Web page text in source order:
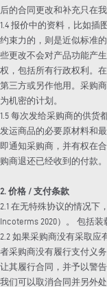
后的合同更改和补充只在
1.4 报价中的资料，比如插
约束力的，则是近似标准
些更改不会对产品功能产
权，包括所有行政权利。
第三方或另作他用。采购
为机密的计划。
1.5 每次发给采购商的供货
发运商品的必要原材料和
即通知采购商，并有权在
购商退还已经收到的付款。
2. 价格 / 支付条款
2.1 在无特殊协议的情况下
Incoterms 2020）。 包括
2.2 如果采购商没有采取应
者采购商没有履行支付义
让其履行合同，并予以警
我们可以取消合同并另外